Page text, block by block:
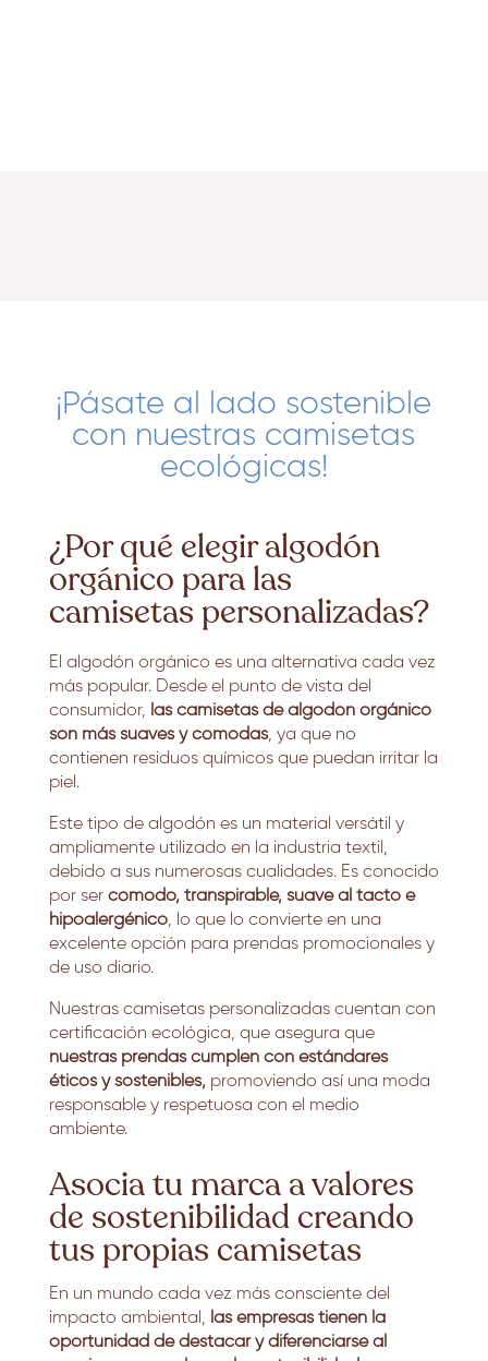
¡Pásate al lado sostenible
con nuestras camisetas
ecológicas!
¿Por qué elegir algodón
orgánico para las
camisetas personalizadas?
El algodón orgánico es una alternativa cada vez
más popular. Desde el punto de vista del
consumidor, las camisetas de algodón orgánico
son más suaves y cómodas, ya que no
contienen residuos químicos que puedan irritar la
piel.
Este tipo de algodón es un material versátil y
ampliamente utilizado en la industria textil,
debido a sus numerosas cualidades. Es conocido
por ser cómodo, transpirable, suave al tacto e
hipoalergénico, lo que lo convierte en una
excelente opción para prendas promocionales y
de uso diario.
Nuestras camisetas personalizadas cuentan con
certificación ecológica, que asegura que
nuestras prendas cumplen con estándares
éticos y sostenibles,promoviendo así una moda
responsable y respetuosa con el medio
ambiente.
Asocia tu marca a valores
de sostenibilidad creando
tus propias camisetas
En un mundo cada vez más consciente del
impacto ambiental, las empresas tienen la
oportunidad de destacar y diferenciarse al